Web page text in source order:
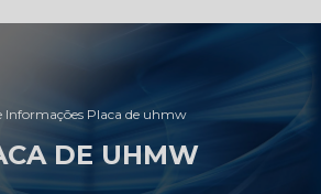
Informações Placa de uhmw
DE UHMW